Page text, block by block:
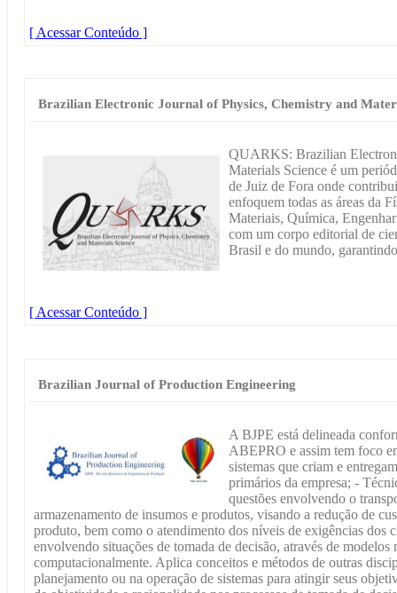
[ Acessar Conteúdo ]
Brazilian Electronic Journal of Physics, Chemistry and
QUARKS: Brazilian
Materials Science é um
de Juiz de Fora onde
enfoquem todas as áreas da
Materiais, Química,
com um corpo editorial de
Brasil e do mundo,
[ Acessar Conteúdo ]
Brazilian Journal of Production Engineering
A BJPE está delineada
ABEPRO e assim tem foco
sistemas que criam e
primários da empresa; -
questões envolvendo o
armazenamento de insumos e produtos, visando a redução de
produto, bem como o atendimento dos níveis de exigências dos
envolvendo situações de tomada de decisão, através de modelos
computacionalmente. Aplica conceitos e métodos de outras
planejamento ou na operação de sistemas para atingir seus